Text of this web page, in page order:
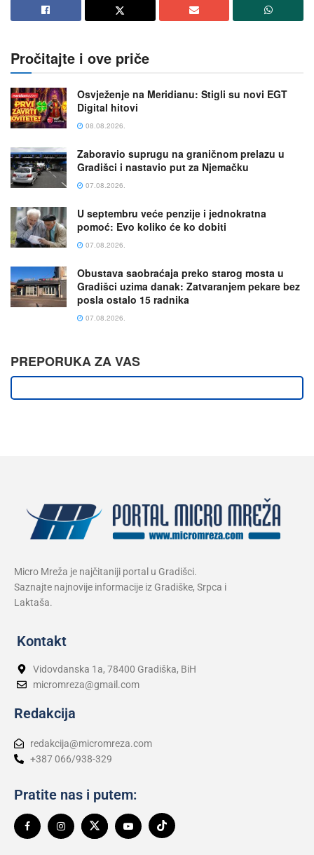
Pročitajte i ove priče
Osvježenje na Meridianu: Stigli su novi EGT
Digital hitovi
08.08.2026.
Zaboravio suprugu na graničnom prelazu u
Gradišci i nastavio put za Njemačku
07.08.2026.
U septembru veće penzije i jednokratna
pomoć: Evo koliko će ko dobiti
07.08.2026.
Obustava saobraćaja preko starog mosta u
Gradišci uzima danak: Zatvaranjem pekare bez
posla ostalo 15 radnika
07.08.2026.
PREPORUKA ZA VAS
sada po specijalnoj akcijskoj ceni
od 19.990€ do 31.8.
Marija (3) se igrala u dvorištu i
samo je nestala: Posle 42 godine
otac je pronašao, zanemeo je